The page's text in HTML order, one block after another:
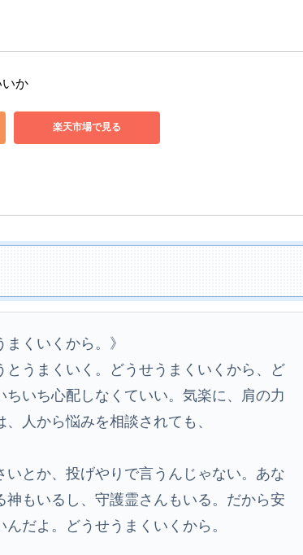
か
楽天市場で見る
くいくから。》
うまくいく。どうせうまくいくから、ど
いち心配しなくていい。気楽に、肩の力
人から悩みを相談されても、
とか、投げやりで言うんじゃない。あな
もいるし、守護霊さんもいる。だから安
だよ。どうせうまくいくから。